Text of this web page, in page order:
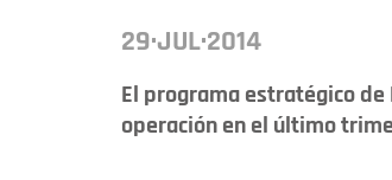
29·JUL·2014
El programa estratégico de
operación en el último